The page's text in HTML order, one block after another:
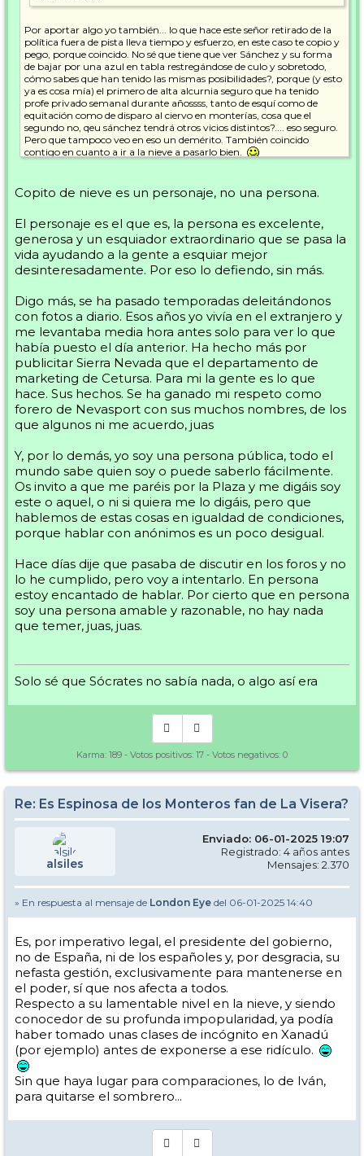
Por aportar algo yo también... lo que hace este señor retirado de la
política fuera de pista lleva tiempo y esfuerzo, en este caso te copio y
pego, porque coincido. No sé que tiene que ver Sánchez y su forma
de bajar por una azul en tabla restregándose de culo y sobretodo,
cómo sabes que han tenido las mismas posibilidades?, porque (y esto
ya es cosa mía) el primero de alta alcurnia seguro que ha tenido
profe privado semanal durante añossss, tanto de esquí como de
equitación como de disparo al ciervo en monterías, cosa que el
segundo no, qeu sánchez tendrá otros vicios distintos?.... eso seguro.
Pero que tampoco veo en eso un demérito. También coincido
contigo en cuanto a ir a la nieve a pasarlo bien.
él, aparte de que me aburre, lo resumo en un odiador de los "dadores"
del curvin... igual es que sabe más que nadie por veterano y se cree
igual.
Lo que sí que digo es que cuando uno se posiciona políticamente en
un foro de esquí queda expuesto. Y este tipo ha metido su cuña
política, y no oblicua. O por lo menos yo no lo veo así.
Dejo este tema.
Saludos Carolo.
Copito de nieve es un personaje, no una persona.
El personaje es el que es, la persona es excelente,
generosa y un esquiador extraordinario que se pasa la
vida ayudando a la gente a esquiar mejor
desinteresadamente. Por eso lo defiendo, sin más.
Digo más, se ha pasado temporadas deleitándonos
con fotos a diario. Esos años yo vivía en el extranjero y
me levantaba media hora antes solo para ver lo que
había puesto el día anterior. Ha hecho más por
publicitar Sierra Nevada que el departamento de
marketing de Cetursa. Para mi la gente es lo que
hace. Sus hechos. Se ha ganado mi respeto como
forero de Nevasport con sus muchos nombres, de los
que algunos ni me acuerdo, juas
Y, por lo demás, yo soy una persona pública, todo el
mundo sabe quien soy o puede saberlo fácilmente.
Os invito a que me paréis por la Plaza y me digáis soy
este o aquel, o ni si quiera me lo digáis, pero que
hablemos de estas cosas en igualdad de condiciones,
porque hablar con anónimos es un poco desigual.
Hace días dije que pasaba de discutir en los foros y no
lo he cumplido, pero voy a intentarlo. En persona
estoy encantado de hablar. Por cierto que en persona
soy una persona amable y razonable, no hay nada
que temer, juas, juas.
Solo sé que Sócrates no sabía nada, o algo así era
Karma: 189 - Votos positivos: 17 - Votos negativos: 0
Re: Es Espinosa de los Monteros fan de La Visera?
alsiles
Enviado: 06-01-2025 19:07
Registrado: 4 años antes
Mensajes: 2.370
» En respuesta al mensaje de London Eye del 06-01-2025 14:40
Es, por imperativo legal, el presidente del gobierno,
no de España, ni de los españoles y, por desgracia, su
nefasta gestión, exclusivamente para mantenerse en
el poder, sí que nos afecta a todos.
Respecto a su lamentable nivel en la nieve, y siendo
conocedor de su profunda impopularidad, ya podía
haber tomado unas clases de incógnito en Xanadú
(por ejemplo) antes de exponerse a ese ridículo.
Sin que haya lugar para comparaciones, lo de Iván,
para quitarse el sombrero...